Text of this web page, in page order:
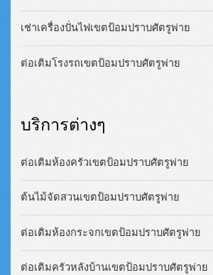
เช่าเครื่องปั่นไฟเขตป้อมปราบศัตรูพ่าย
ต่อเติมโรงรถเขตป้อมปราบศัตรูพ่าย
บริการต่างๆ
ต่อเติมห้องครัวเขตป้อมปราบศัตรูพ่าย
ต้นไม้จัดสวนเขตป้อมปราบศัตรูพ่าย
ต่อเติมห้องกระจกเขตป้อมปราบศัตรูพ่าย
ต่อเติมครัวหลังบ้านเขตป้อมปราบศัตรูพ่าย